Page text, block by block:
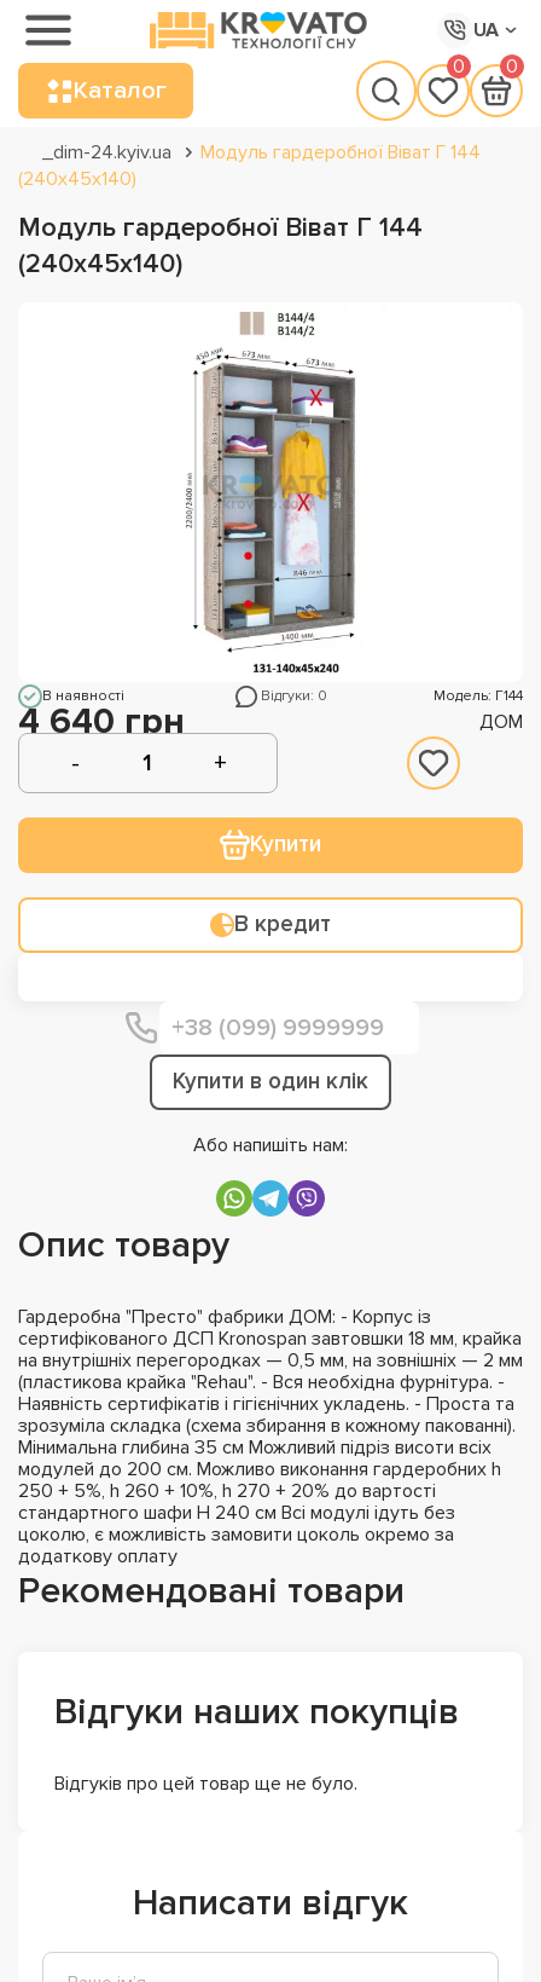
UA
Каталог
0 0
_dim-24.kyiv.ua
Модуль гардеробної Віват Г 144
(240х45х140)
Модуль гардеробної Віват Г 144
(240х45х140)
В наявності Відгуки: 0 Модель: Г144
4 640 грн ДОМ
Купити
В кредит
Купити в один клік
Або напишіть нам:
Опис товару
Гардеробна "Престо" фабрики ДОМ: - Корпус із
сертифікованого ДСП Kronospan завтовшки 18 мм, крайка
на внутрішніх перегородках — 0,5 мм, на зовнішніх — 2 мм
(пластикова крайка "Rehau". - Вся необхідна фурнітура. -
Наявність сертифікатів і гігієнічних укладень. - Проста та
зрозуміла складка (схема збирання в кожному пакованні).
Мінимальна глибина 35 см Можливий підріз висоти всіх
модулей до 200 см. Можливо виконання гардеробних h
250 + 5%, h 260 + 10%, h 270 + 20% до вартості
стандартного шафи H 240 см Всі модулі ідуть без
цоколю, є можливість замовити цоколь окремо за
додаткову оплату
Рекомендовані товари
Відгуки наших покупців
Відгуків про цей товар ще не було.
Написати відгук